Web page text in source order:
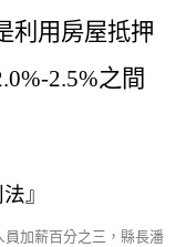
利用房屋抵押
2.5%之間
』
加薪百分之三，縣長潘